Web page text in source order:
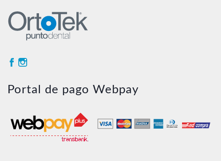
Portal de pago Webpay